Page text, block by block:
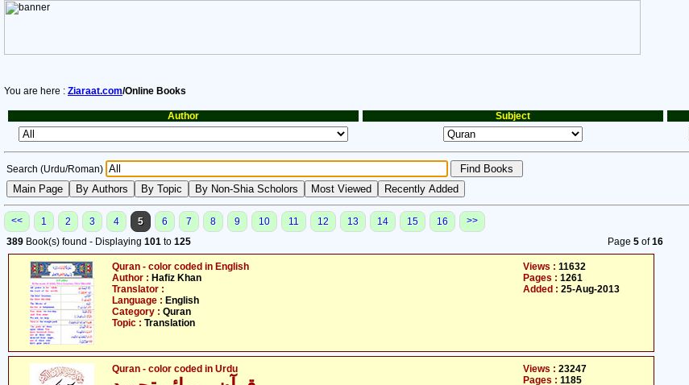
You are here : Ziaraat.com/Online Books
Author Subject
Search (Urdu/Roman)
<< 1 2 3 4 5 6 7 8 9 10 11 12 13 14 15 16
>>
389 Book(s) found - Displaying 101 to 125 Page 5 of16
Quran - color coded in English
Author : Hafiz Khan
Translator :
Language : English
Category : Quran
Topic : Translation
Views : 11632
Pages : 1261
Added : 25-Aug-2013
Quran - color coded in Urdu Views : 23247
Pages : 1185